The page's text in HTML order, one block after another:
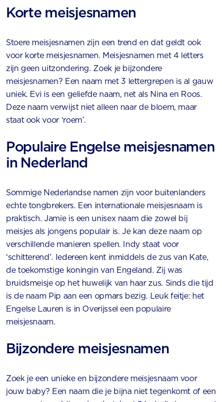
Korte meisjesnamen
Stoere meisjesnamen zijn een trend en dat geldt ook
voor korte meisjesnamen. Meisjesnamen met 4 letters
zijn geen uitzondering. Zoek je bijzondere
meisjesnamen? Een naam met 3 lettergrepen is al gauw
uniek. Evi is een geliefde naam, net als Nina en Roos.
Deze naam verwijst niet alleen naar de bloem, maar
staat ook voor ‘roem’.
Populaire Engelse meisjesnamen
in Nederland
Sommige Nederlandse namen zijn voor buitenlanders
echte tongbrekers. Een internationale meisjesnaam is
praktisch. Jamie is een unisex naam die zowel bij
meisjes als jongens populair is. Je kan deze naam op
verschillende manieren spellen. Indy staat voor
‘schitterend’. Iedereen kent inmiddels de zus van Kate,
de toekomstige koningin van Engeland. Zij was
bruidsmeisje op het huwelijk van haar zus. Sinds die tijd
is de naam Pip aan een opmars bezig. Leuk feitje: het
Engelse Lauren is in Overijssel een populaire
meisjesnaam.
Bijzondere meisjesnamen
Zoek je een unieke en bijzondere meisjesnaam voor
jouw baby? Een naam die je bijna niet tegenkomt of een